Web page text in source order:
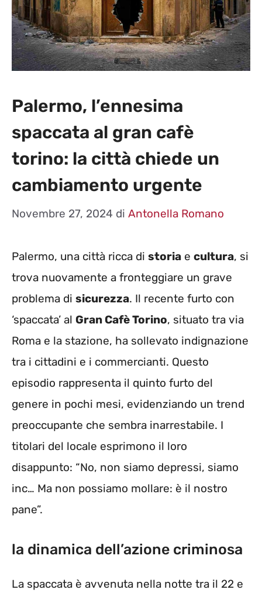
Palermo, l’ennesima
spaccata al gran cafè
torino: la città chiede un
cambiamento urgente
Novembre 27, 2024 di Antonella Romano
Palermo, una città ricca di storia e cultura, si
trova nuovamente a fronteggiare un grave
problema di sicurezza. Il recente furto con
‘spaccata’ al Gran Cafè Torino, situato tra via
Roma e la stazione, ha sollevato indignazione
tra i cittadini e i commercianti. Questo
episodio rappresenta il quinto furto del
genere in pochi mesi, evidenziando un trend
preoccupante che sembra inarrestabile. I
titolari del locale esprimono il loro
disappunto: “No, non siamo depressi, siamo
inc… Ma non possiamo mollare: è il nostro
pane”.
la dinamica dell’azione criminosa
La spaccata è avvenuta nella notte tra il 22 e